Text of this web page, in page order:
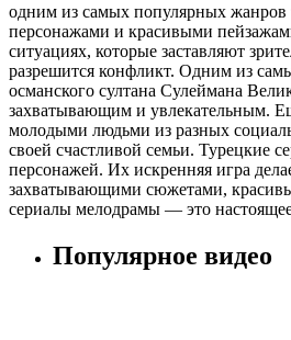
одним из самых популярных жанров
персонажами и красивыми
ситуациях, которые заставляют
разрешится конфликт. Одним из
османского султана Сулеймана
захватывающим и увлекательным.
молодыми людьми из разных
своей счастливой семьи. Турецкие
персонажей. Их искренняя игра
захватывающими сюжетами,
сериалы мелодрамы — это настоящее
Популярное видео